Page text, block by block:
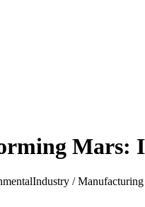
Mars:
Industry / Manufacturing